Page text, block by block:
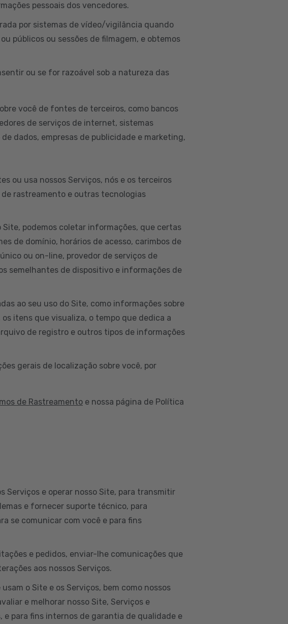
pessoais dos vencedores.
por sistemas de vídeo/vigilância quando
públicos ou sessões de filmagem, e obtemos
ou se for razoável sob a natureza das
você de fontes de terceiros, como bancos
de serviços de internet, sistemas
dados, empresas de publicidade e marketing,
ou usa nossos Serviços, nós e os terceiros
de rastreamento e outras tecnologias
Site, podemos coletar informações, que certas
de domínio, horários de acesso, carimbos de
ou on-line, provedor de serviços de
semelhantes de dispositivo e informações de
ao seu uso do Site, como informações sobre
itens que visualiza, o tempo que dedica a
de registro e outros tipos de informações
gerais de localização sobre você, por
de Rastreamento e nossa página de Política
Serviços e operar nosso Site, para transmitir
e fornecer suporte técnico, para
se comunicar com você e para fins
e pedidos, enviar-lhe comunicações que
aos nossos Serviços.
o Site e os Serviços, bem como nossos
e melhorar nosso Site, Serviços e
e para fins internos de garantia de qualidade e